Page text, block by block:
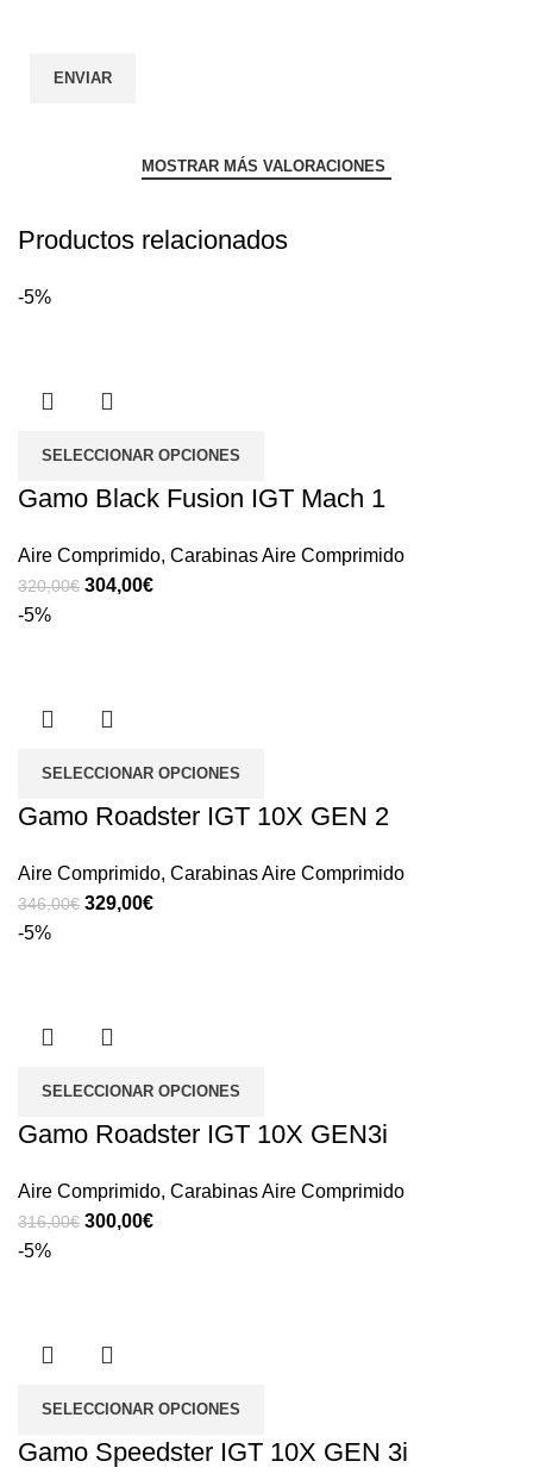
MOSTRAR MÁS VALORACIONES
Productos relacionados
-5%
SELECCIONAR OPCIONES
Gamo Black Fusion IGT Mach 1
Aire Comprimido, Carabinas Aire Comprimido
320,00€ 304,00€
-5%
SELECCIONAR OPCIONES
Gamo Roadster IGT 10X GEN 2
Aire Comprimido, Carabinas Aire Comprimido
346,00€ 329,00€
-5%
SELECCIONAR OPCIONES
Gamo Roadster IGT 10X GEN3i
Aire Comprimido, Carabinas Aire Comprimido
316,00€ 300,00€
-5%
SELECCIONAR OPCIONES
Gamo Speedster IGT 10X GEN 3i